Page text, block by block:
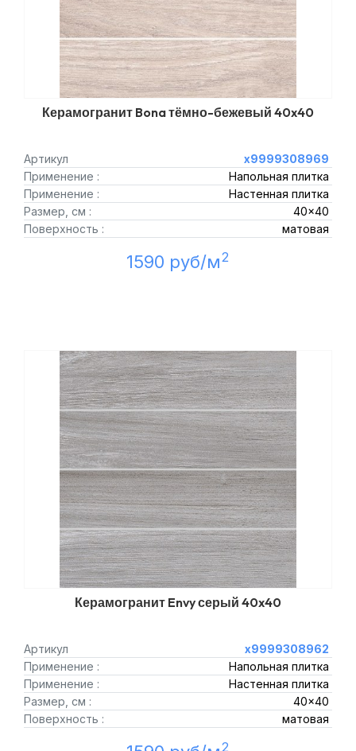
Керамогранит Bona тёмно-бежевый 40x40
Артикул
х9999308969
Применение :
Напольная плитка
Применение :
Настенная плитка
Размер, см :
40x40
Поверхность :
матовая
1590 руб/м2
Керамогранит Envy серый 40x40
Артикул
х9999308962
Применение :
Напольная плитка
Применение :
Настенная плитка
Размер, см :
40x40
Поверхность :
матовая
2